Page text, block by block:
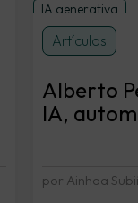
IA generativa
Artículos
Alberto
IA,
por Ainhoa